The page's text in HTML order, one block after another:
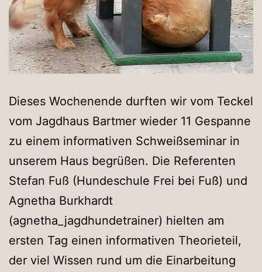
Dieses Wochenende durften wir vom Teckel
vom Jagdhaus Bartmer wieder 11 Gespanne
zu einem informativen Schweißseminar in
unserem Haus begrüßen. Die Referenten
Stefan Fuß (Hundeschule Frei bei Fuß) und
Agnetha Burkhardt
(agnetha_jagdhundetrainer) hielten am
ersten Tag einen informativen Theorieteil,
der viel Wissen rund um die Einarbeitung